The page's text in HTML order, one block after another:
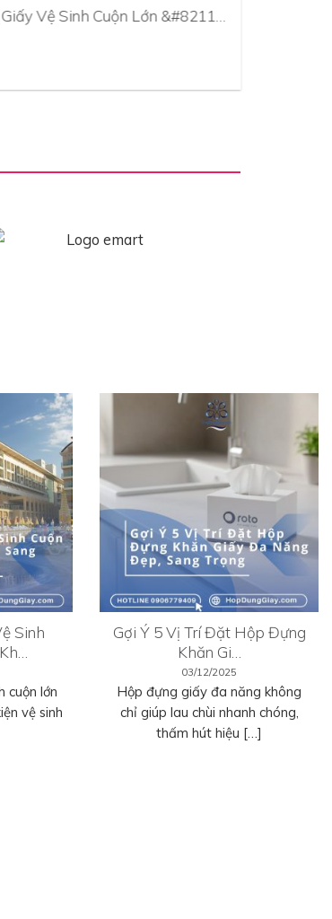
Vệ Sinh Cuộn Lớn &#8211…
Sinh
cuộn lớn
vệ sinh
Gợi Ý 5 Vị Trí Đặt Hộp Đựng
Khăn Gi…
03/12/2025
Hộp đựng giấy đa năng không
chỉ giúp lau chùi nhanh chóng,
thấm hút hiệu […]